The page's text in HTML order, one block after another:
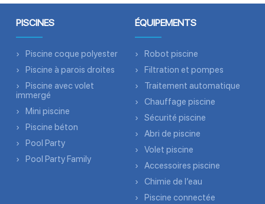
PISCINES
Piscine coque polyester
Piscine à parois droites
Piscine avec volet
immergé
Mini piscine
Piscine béton
Pool Party
Pool Party Family
ÉQUIPEMENTS
Robot piscine
Filtration et pompes
Traitement automatique
Chauffage piscine
Sécurité piscine
Abri de piscine
Volet piscine
Accessoires piscine
Chimie de l’eau
Piscine connectée